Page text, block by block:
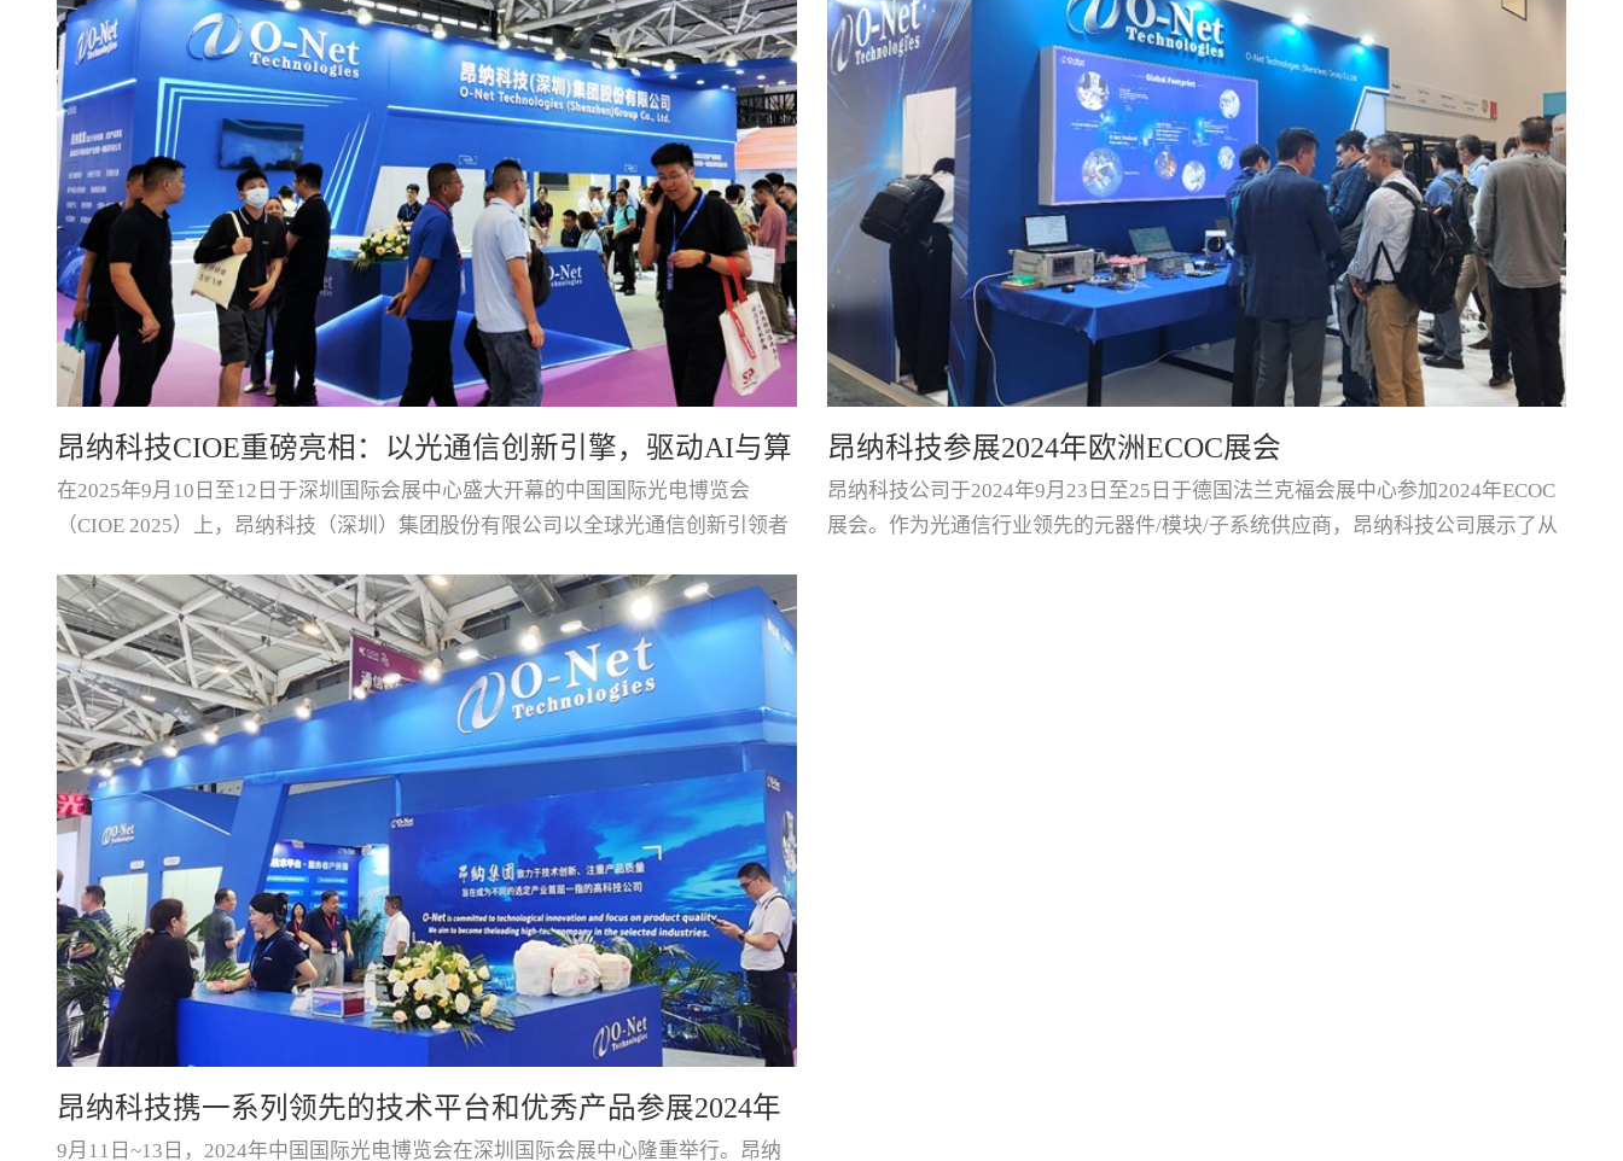
昂纳科技CIOE重磅亮相：以光通信创新引擎，驱动AI与算
力互联新时代
在2025年9月10日至12日于深圳国际会展中心盛大开幕的中国国际光电博览会
（CIOE 2025）上，昂纳科技（深圳）集团股份有限公司以全球光通信创新引领者
系统领域的尖端技术实力与场景化创新能力。焦点产品一：高功率ELSFP光源模块
昂纳推出输出功率高达25dBm的ELSFP模块，基于自研光芯片与领先封装技术，
在...
昂纳科技参展2024年欧洲ECOC展会
昂纳科技公司于2024年9月23日至25日于德国法兰克福会展中心参加2024年ECOC
展会。作为光通信行业领先的元器件/模块/子系统供应商，昂纳科技公司展示了从
昂纳科技携一系列领先的技术平台和优秀产品参展2024年
9月11日~13日，2024年中国国际光电博览会在深圳国际会展中心隆重举行。昂纳